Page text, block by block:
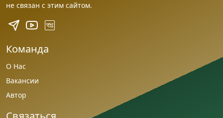
не связан с этим сайтом.
Команда
О Нас
Вакансии
Автор